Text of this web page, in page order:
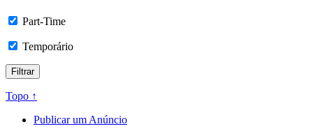
Part-Time
Temporário
Topo ↑
Publicar um Anúncio